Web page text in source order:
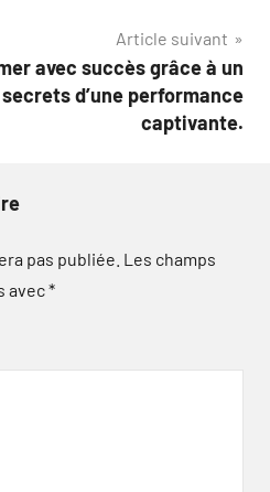
Article suivant
avec succès grâce à un
d’une performance
captivante.
pas publiée. Les champs
avec*